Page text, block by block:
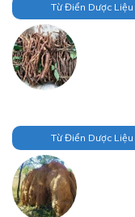
Từ Điển Dược Liệu
Từ Điển Dược Liệu